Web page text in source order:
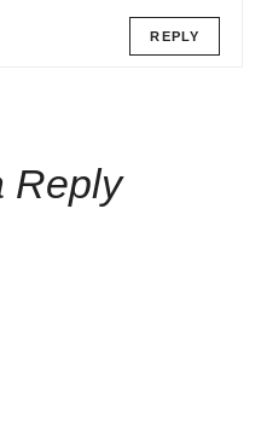
REPLY
Reply